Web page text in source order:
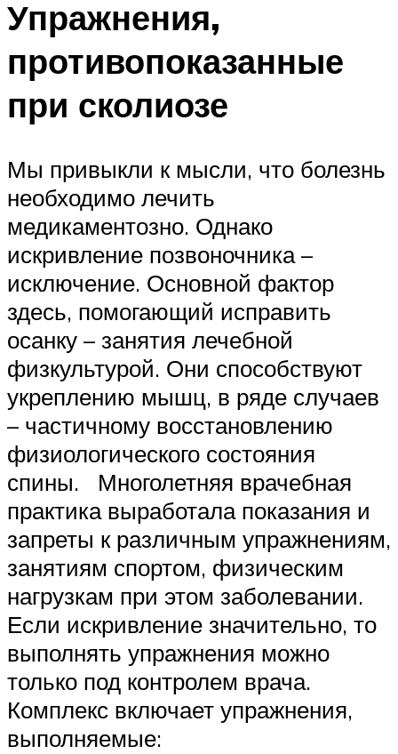
Упражнения,
противопоказанные
при сколиозе
Мы привыкли к мысли, что болезнь
необходимо лечить
медикаментозно. Однако
искривление позвоночника –
исключение. Основной фактор
здесь, помогающий исправить
осанку – занятия лечебной
физкультурой. Они способствуют
укреплению мышц, в ряде случаев
– частичному восстановлению
физиологического состояния
спины. Многолетняя врачебная
практика выработала показания и
запреты к различным упражнениям,
занятиям спортом, физическим
нагрузкам при этом заболевании.
Если искривление значительно, то
выполнять упражнения можно
только под контролем врача.
Комплекс включает упражнения,
выполняемые: